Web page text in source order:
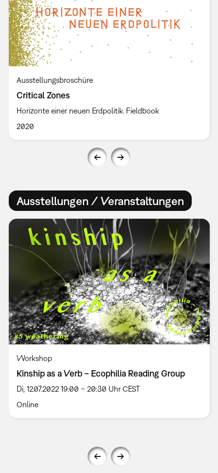
Ausstellungsbroschüre
Critical Zones
Horizonte einer neuen Erdpolitik. Fieldbook
2020
Ausstellungen / Veranstaltungen
Workshop
Kinship as a Verb – Ecophilia Reading Group
Di, 12.07.2022 19:00 – 20:30 Uhr CEST
Online